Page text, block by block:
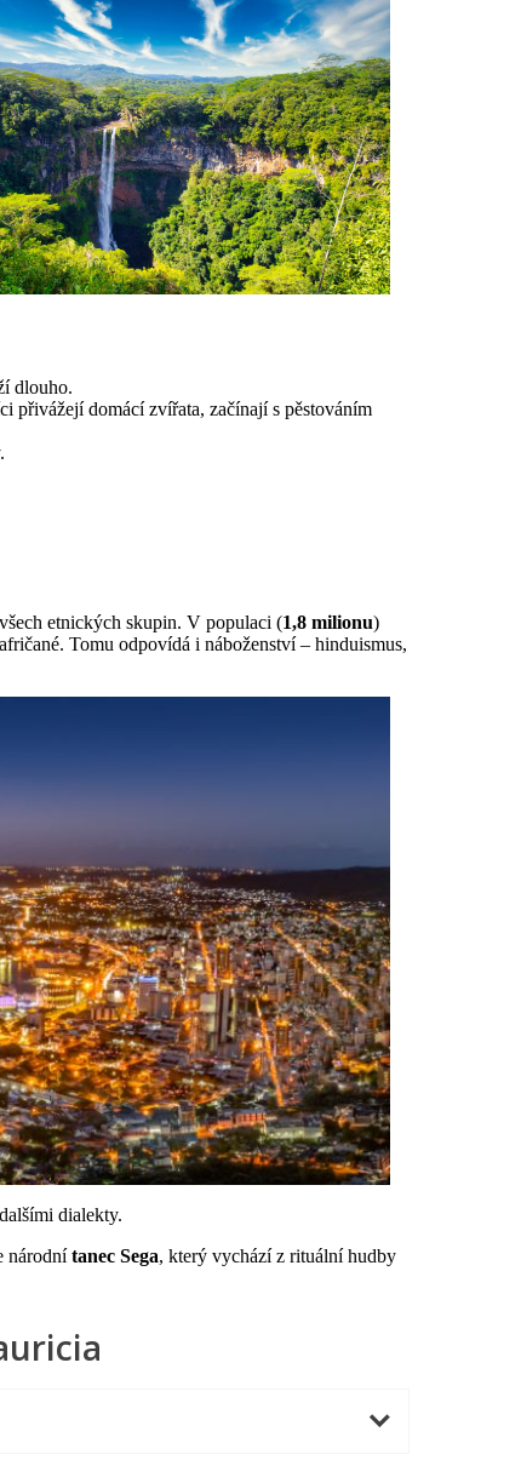
dlouho.
přivážejí domácí zvířata, začínají s pěstováním
etnických skupin. V populaci (1,8 milionu)
Tomu odpovídá i náboženství – hinduismus,
dialekty.
národnítanec Sega, který vychází z rituální hudby